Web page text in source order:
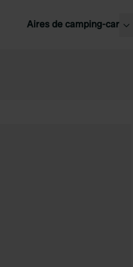
Aires de camping-car